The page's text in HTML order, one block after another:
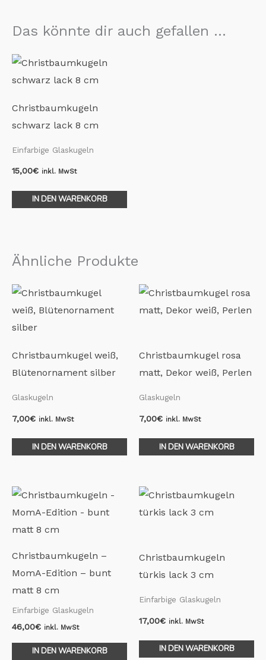
Das könnte dir auch gefallen …
Christbaumkugeln
schwarz lack 8 cm
Einfarbige Glaskugeln
15,00€ inkl. MwSt
IN DEN WARENKORB
Ähnliche Produkte
Christbaumkugel weiß,
Blütenornament silber
Glaskugeln
7,00€ inkl. MwSt
IN DEN WARENKORB
Christbaumkugel rosa
matt, Dekor weiß, Perlen
Glaskugeln
7,00€ inkl. MwSt
IN DEN WARENKORB
Christbaumkugeln –
MomA-Edition – bunt
matt 8 cm
Einfarbige Glaskugeln
46,00€ inkl. MwSt
IN DEN WARENKORB
Christbaumkugeln
türkis lack 3 cm
Einfarbige Glaskugeln
17,00€ inkl. MwSt
IN DEN WARENKORB